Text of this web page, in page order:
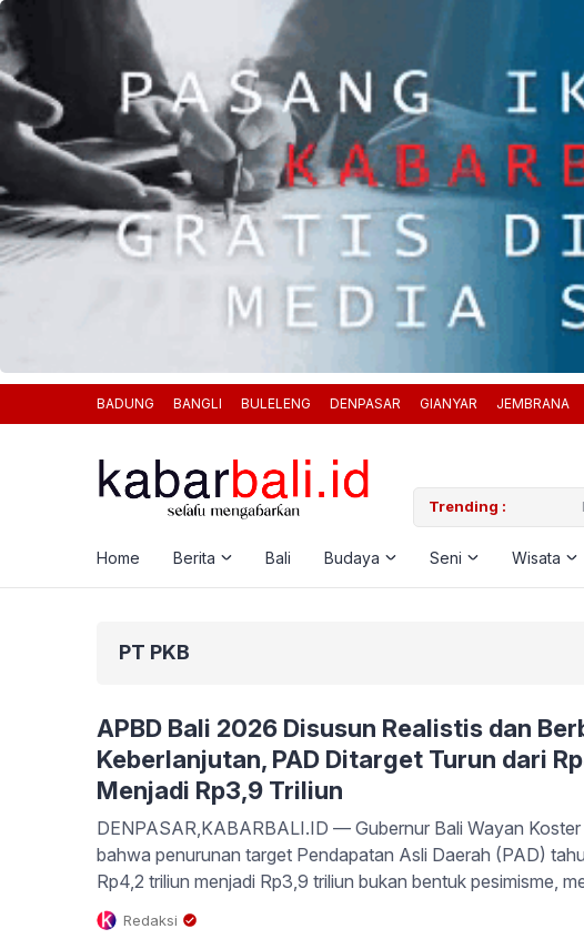
BADUNG BANGLI BULELENG DENPASAR GIANYAR JEMBRANA
Trending :
Pemkab Klungkung Percepat Jadwal Docking Rp3,6 Miliar
Home Berita Bali Budaya Seni Wisata
PT PKB
APBD Bali 2026 Disusun Realistis dan
Keberlanjutan, PAD Ditarget Turun dari
Menjadi Rp3,9 Triliun
DENPASAR,KABARBALI.ID — Gubernur Bali Wayan Koster
bahwa penurunan target Pendapatan Asli Daerah (PAD)
Rp4,2 triliun menjadi Rp3,9 triliun bukan bentuk pesimisme,
fiskal yang rasional dan realistis. Hal itu disampaikan dalam
Redaksi